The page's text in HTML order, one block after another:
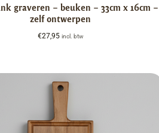
graveren – beuken – 33cm x 16cm –
zelf ontwerpen
€27,95 incl. btw